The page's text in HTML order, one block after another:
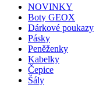
NOVINKY
Boty GEOX
Dárkové poukazy
Pásky
Peněženky
Kabelky
Čepice
Šály